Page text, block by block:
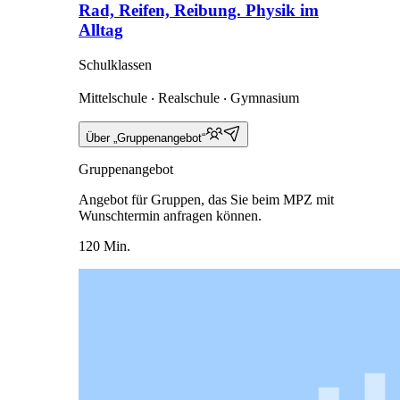
Rad, Reifen, Reibung. Physik im
Alltag
Schulklassen
Mittelschule ‧ Realschule ‧ Gymnasium
Über „Gruppenangebot“
Gruppenangebot
Angebot für Gruppen, das Sie beim MPZ mit
Wunschtermin anfragen können.
120 Min.